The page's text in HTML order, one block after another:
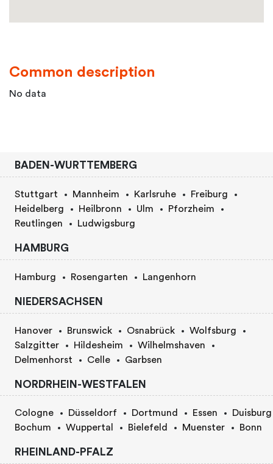
Common description
No data
BADEN-WURTTEMBERG
Stuttgart Mannheim Karlsruhe
Freiburg
Heidelberg
Heilbronn Ulm
Pforzheim
Reutlingen
Ludwigsburg
HAMBURG
Hamburg Rosengarten Langenhorn
NIEDERSACHSEN
Hanover Brunswick Osnabrück
Wolfsburg
Salzgitter
Hildesheim
Wilhelmshaven
Delmenhorst
Celle Garbsen
NORDRHEIN-WESTFALEN
Cologne Düsseldorf Dortmund Essen
Duisburg
Bochum
Wuppertal Bielefeld Muenster Bonn
RHEINLAND-PFALZ